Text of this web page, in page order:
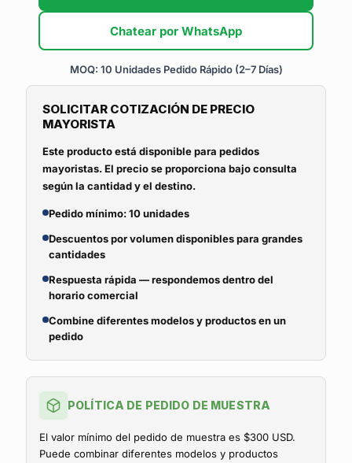
Chatear por WhatsApp
MOQ: 10 Unidades Pedido Rápido (2–7 Días)
SOLICITAR COTIZACIÓN DE PRECIO
MAYORISTA
Este producto está disponible para pedidos
mayoristas. El precio se proporciona bajo consulta
según la cantidad y el destino.
Pedido mínimo: 10 unidades
Descuentos por volumen disponibles para grandes
cantidades
Respuesta rápida — respondemos dentro del
horario comercial
Combine diferentes modelos y productos en un
pedido
POLÍTICA DE PEDIDO DE MUESTRA
El valor mínimo del pedido de muestra es $300 USD.
Puede combinar diferentes modelos y productos